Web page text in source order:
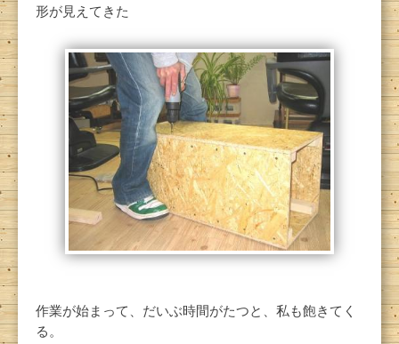
形が見えてきた
作業が始まって、だいぶ時間がたつと、私も飽きてく
る。